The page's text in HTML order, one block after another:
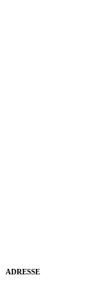
ADRESSE